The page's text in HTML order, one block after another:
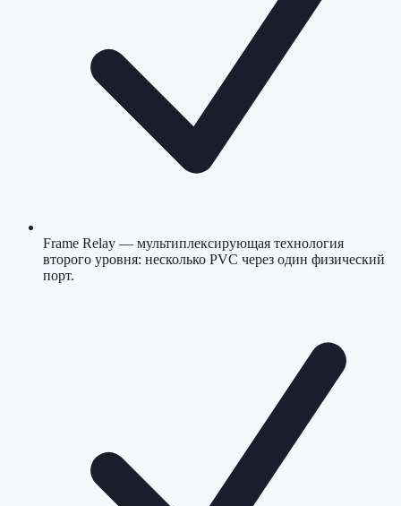
Frame Relay — мультиплексирующая технология
второго уровня: несколько PVC через один физический
порт.